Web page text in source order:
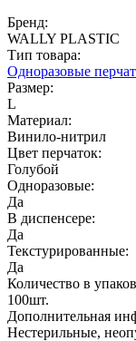
Бренд:
WALLY PLASTIC
Тип товара:
Одноразовые
Размер:
L
Материал:
Винило-нитрил
Цвет перчаток:
Голубой
Одноразовые:
Да
В диспенсере:
Да
Текстурированные:
Да
Количество в
100шт.
Дополнительная
Нестерильные,